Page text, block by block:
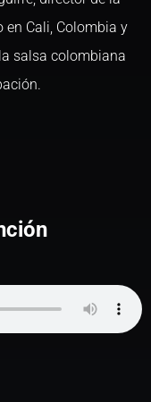
en Cali, Colombia y
salsa colombiana